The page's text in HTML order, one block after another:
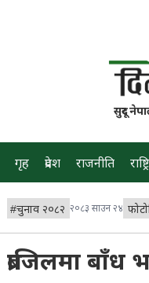
सुदूर
गृह प्रदेश राजनीति
#चुनाव २०८२ २०८३ साउन २४
ब्राजिलमा